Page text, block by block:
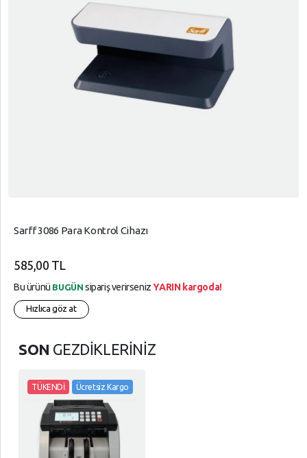
Sarff 3086 Para Kontrol Cihazı
585,00 TL
Bu ürünü BUGÜN sipariş verirsenizYARIN kargoda!
Hızlıca göz at
SON GEZDİKLERİNİZ
TÜKENDİ Ücretsiz Kargo